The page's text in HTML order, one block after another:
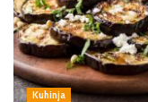
Kuhinja